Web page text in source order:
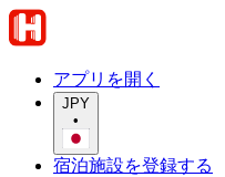
アプリを開く
JPY
•
宿泊施設を登録する